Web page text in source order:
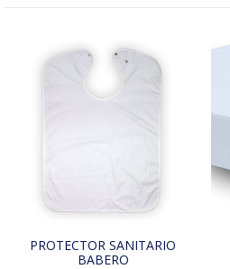
PROTECTOR SANITARIO
BABERO